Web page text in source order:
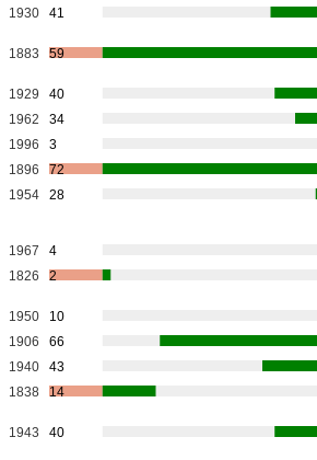
1930 41
1883 59
1929
40
1962
34
1996
3
1896
72
1954 28
1967
4
1826 2
1950
10
1906
66
1940
43
1838 14
1943 40